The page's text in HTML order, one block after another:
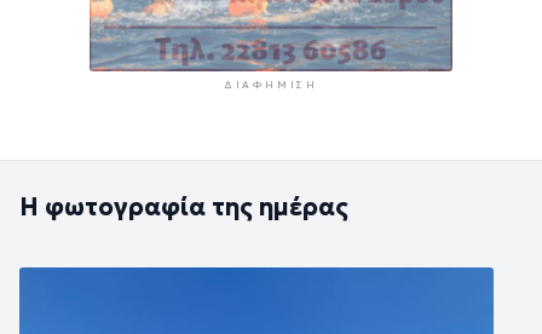
ΔΙΑΦΉΜΙΣΗ
Η φωτογραφία της ημέρας